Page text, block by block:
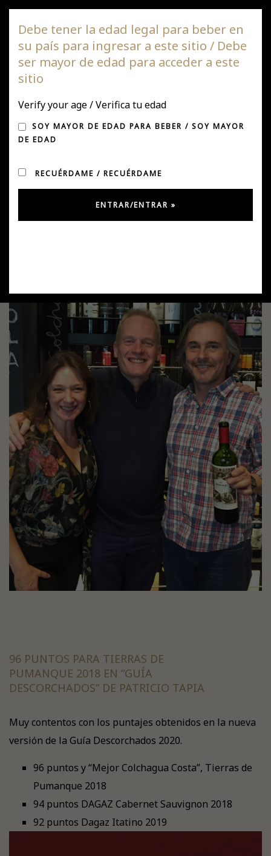
Viña DAGAZ
NOTICIAS Y PRENSA
DEGUSTANDO NUESTROS VINOS CON
TIM ATKIN MW
conocer el proyecto de nuestra Viña, además de las
96 PUNTOS PARA TIERRAS DE
PUMANQUE 2018 EN “GUÍA
DESCORCHADOS” DE PATRICIO TAPIA
Muy contentos con los puntajes obtenidos en la nueva
versión de la Guía Descorchados 2020.
96 puntos y “Mejor Colchagua Costa”, Tierras de
Pumanque 2018
94 puntos DAGAZ Cabernet Sauvignon 2018
92 puntos Dagaz Itatino 2019
Debe tener la edad legal para beber en
su país para ingresar a este sitio / Debe
ser mayor de edad para acceder a este
sitio
Verify your age / Verifica tu edad
SOY MAYOR DE EDAD PARA BEBER / SOY MAYOR
DE EDAD
RECUÉRDAME / RECUÉRDAME